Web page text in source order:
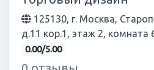
125130, г. Москва,
д.11 кор.1, этаж 2, комната
0.00/5.00